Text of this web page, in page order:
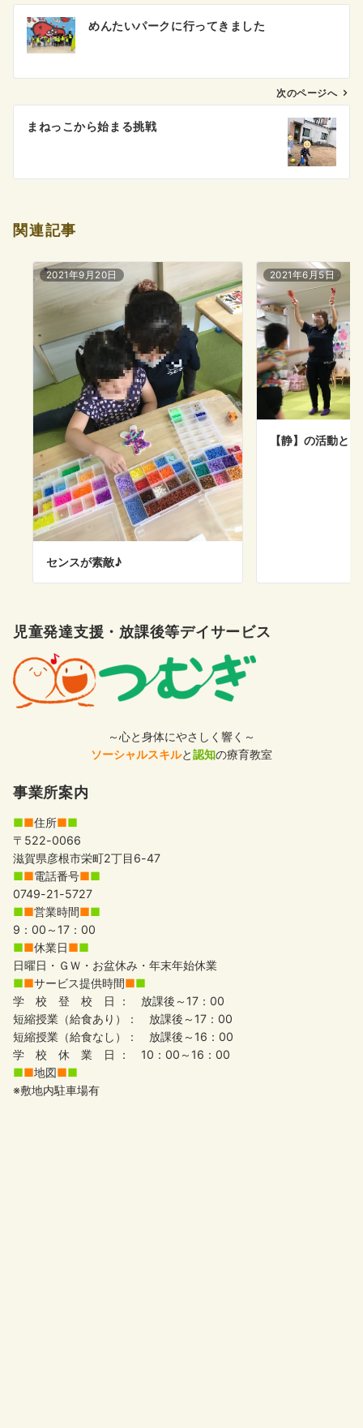
ビ
ン
めんたいパークに行ってきました
次のページへ
まねっこから始まる挑戦
関連記事
2021年9月20日
センスが素敵♪
2021年6月5日
【静】の活動と
児童発達支援・放課後等デイサービス
～心と身体にやさしく響く～
ソーシャルスキルと認知の療育教室
事業所案内
■■住所■■
〒522-0066
滋賀県彦根市栄町2丁目6-47
■■電話番号■■
0749-21-5727
■■営業時間■■
9：00～17：00
■■休業日■■
日曜日・ＧＷ・お盆休み・年末年始休業
■■サービス提供時間■■
学 校 登 校 日 ： 放課後～17：00
短縮授業（給食あり）： 放課後～17：00
短縮授業（給食なし）： 放課後～16：00
学 校 休 業 日 ： 10：00～16：00
■■地図■■
※敷地内駐車場有